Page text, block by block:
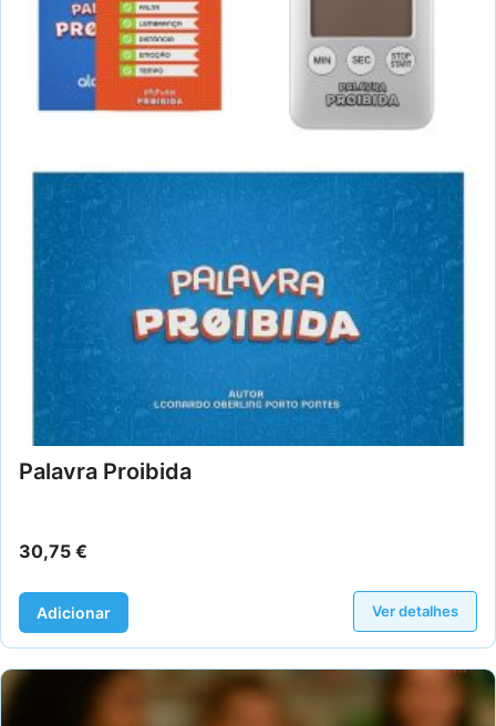
Palavra Proibida
30,75 €
Adicionar Ver detalhes